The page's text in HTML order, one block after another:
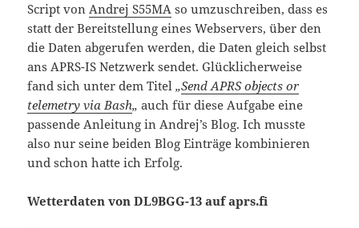
Script vonAndrej S55MA so umzuschreiben, dass es
statt der Bereitstellung eines Webservers, über den
die Daten abgerufen werden, die Daten gleich selbst
ans APRS-IS Netzwerk sendet. Glücklicherweise
fand sich unter dem Titel„Send APRS objects or
telemetry via Bash„ auch für diese Aufgabe eine
passende Anleitung in Andrej’s Blog. Ich musste
also nur seine beiden Blog Einträge kombinieren
und schon hatte ich Erfolg.
Wetterdaten von DL9BGG-13 auf aprs.fi